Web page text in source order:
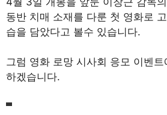
동반 치매 소재를 다룬 첫 영화로
습을 담았다고 볼수 있습니다.
그럼 영화 로망 시사회 응모 이벤
하겠습니다.